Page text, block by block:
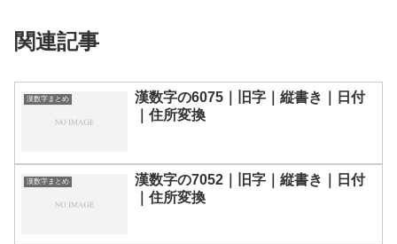
関連記事
漢数字まとめ
漢数字の6075｜旧字｜縦書き｜日付
｜住所変換
漢数字まとめ
漢数字の7052｜旧字｜縦書き｜日付
｜住所変換